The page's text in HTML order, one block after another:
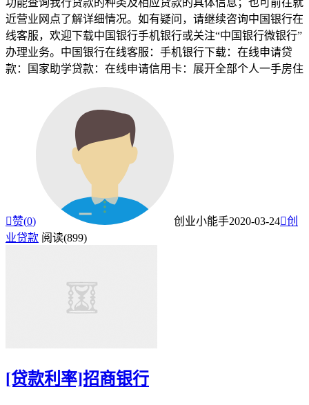
功能查询我行贷款的种类及相应贷款的具体信息；也可前往就
近营业网点了解详细情况。如有疑问，请继续咨询中国银行在
线客服，欢迎下载中国银行手机银行或关注“中国银行微银行”
办理业务。中国银行在线客服：手机银行下载：在线申请贷
款：国家助学贷款：在线申请信用卡：展开全部个人一手房住
赞(0) 创业小能手2020-03-24创
业贷款 阅读(899)
[贷款利率]招商银行